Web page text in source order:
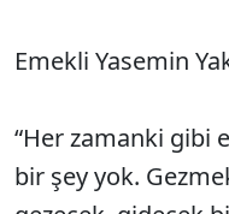
Emekli Yasemin
“Her zamanki gibi
bir şey yok.